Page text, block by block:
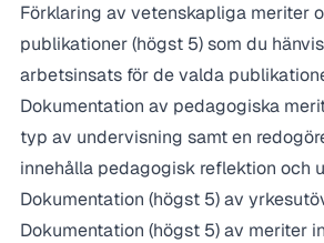
Förklaring av vetenskapliga meriter
publikationer (högst 5) som du
arbetsinsats för de valda
Dokumentation av pedagogiska
typ av undervisning samt en
innehålla pedagogisk reflektion och
Dokumentation (högst 5) av
Dokumentation (högst 5) av meriter